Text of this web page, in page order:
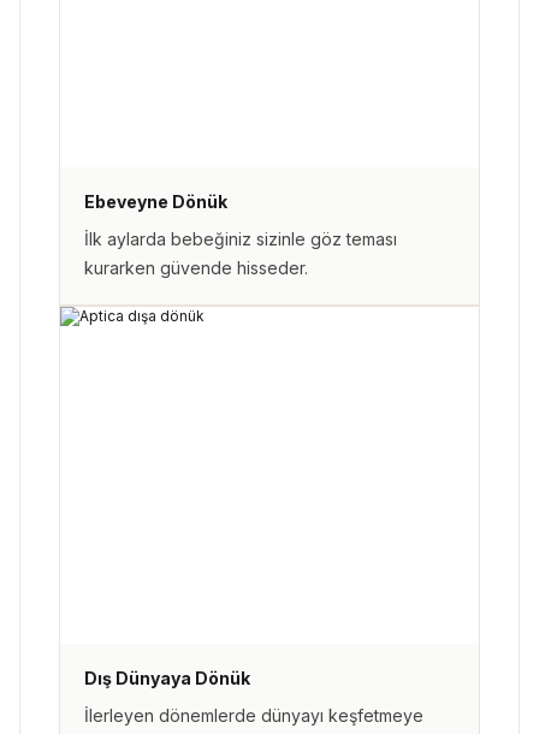
Ebeveyne Dönük
İlk aylarda bebeğiniz sizinle göz teması
kurarken güvende hisseder.
Dış Dünyaya Dönük
İlerleyen dönemlerde dünyayı keşfetmeye